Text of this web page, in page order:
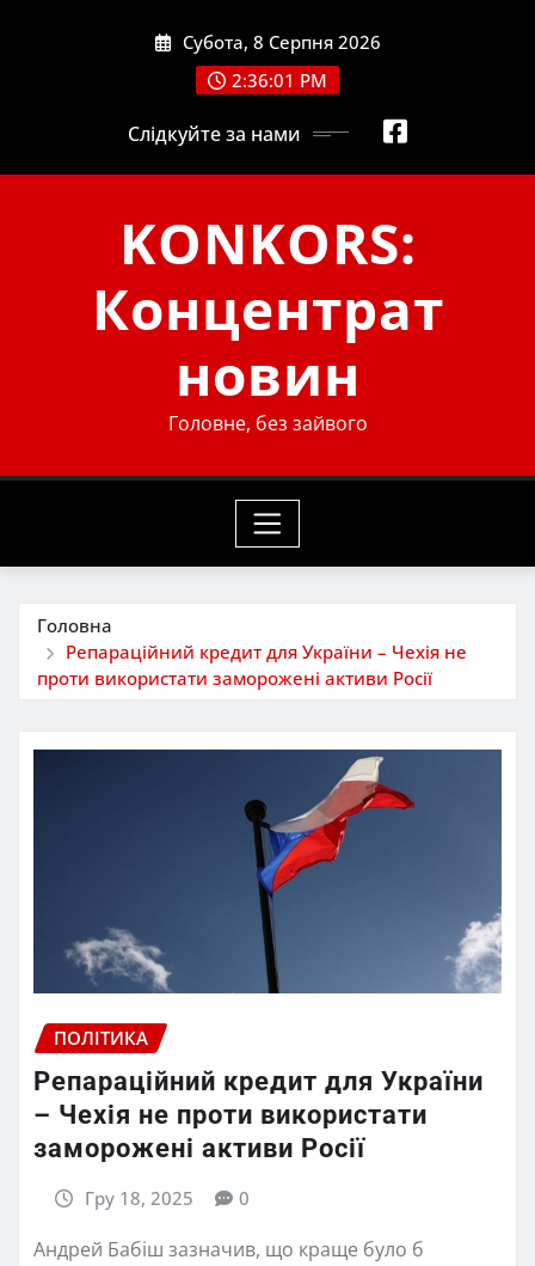
Субота, 8 Серпня 2026
2:36:02 PM
Слідкуйте за нами
KONKORS:
Концентрат
новин
Головне, без зайвого
Головна
Репараційний кредит для України – Чехія не
проти використати заморожені активи Росії
ПОЛІТИКА
Репараційний кредит для України
– Чехія не проти використати
заморожені активи Росії
Гру 18, 2025 0
Андрей Бабіш зазначив, що краще було б